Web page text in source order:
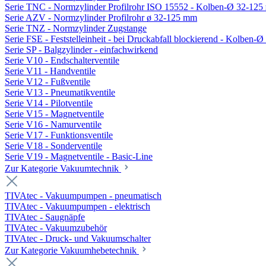
Serie TNC - Normzylinder Profilrohr ISO 15552 - Kolben-Ø 32-125
Serie AZV - Normzylinder Profilrohr ø 32-125 mm
Serie TNZ - Normzylinder Zugstange
Serie FSE - Feststelleinheit - bei Druckabfall blockierend - Kolben-Ø
Serie SP - Balgzylinder - einfachwirkend
Serie V10 - Endschalterventile
Serie V11 - Handventile
Serie V12 - Fußventile
Serie V13 - Pneumatikventile
Serie V14 - Pilotventile
Serie V15 - Magnetventile
Serie V16 - Namurventile
Serie V17 - Funktionsventile
Serie V18 - Sonderventile
Serie V19 - Magnetventile - Basic-Line
Zur Kategorie Vakuumtechnik
TIVAtec - Vakuumpumpen - pneumatisch
TIVAtec - Vakuumpumpen - elektrisch
TIVAtec - Saugnäpfe
TIVAtec - Vakuumzubehör
TIVAtec - Druck- und Vakuumschalter
Zur Kategorie Vakuumhebetechnik